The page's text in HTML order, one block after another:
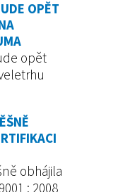
OPĚT
opět
obhájila
: 2008